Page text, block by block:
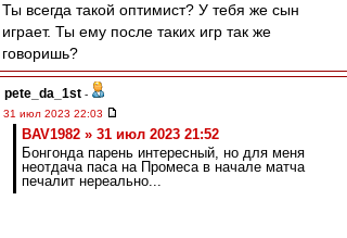
Ты всегда такой оптимист? У тебя же сын
играет. Ты ему после таких игр так же
говоришь?
pete_da_1st -
31 июл 2023 22:03
BAV1982 » 31 июл 2023 21:52
Бонгонда парень интересный, но для меня
неотдача паса на Промеса в начале матча
печалит нереально...